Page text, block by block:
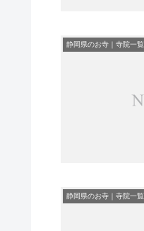
静岡県のお寺｜寺院一覧
静岡県のお寺｜寺院一覧